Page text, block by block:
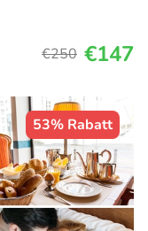
€250 €147
53% Rabatt